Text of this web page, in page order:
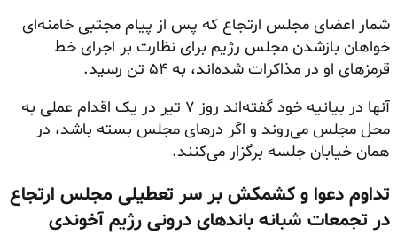
شمار اعضای مجلس ارتجاع که پس از پیام مجتبی خامنه‌ای
خواهان بازشدن مجلس رژیم برای نظارت بر اجرای خط
قرمزهای او در مذاکرات شده‌اند، به ۵۴ تن رسید.
آنها در بیانیه خود گفته‌اند روز ۷ تیر در یک اقدام عملی به
محل مجلس می‌روند و اگر درهای مجلس بسته باشد، در
همان خیابان جلسه برگزار می‌کنند.
تداوم دعوا و کشمکش بر سر تعطیلی مجلس ارتجاع
در تجمعات شبانه باندهای درونی رژیم آخوندی